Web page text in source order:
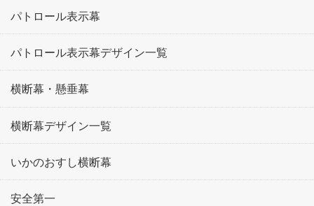
パトロール表示幕
パトロール表示幕デザイン一覧
横断幕・懸垂幕
横断幕デザイン一覧
いかのおすし横断幕
安全第一